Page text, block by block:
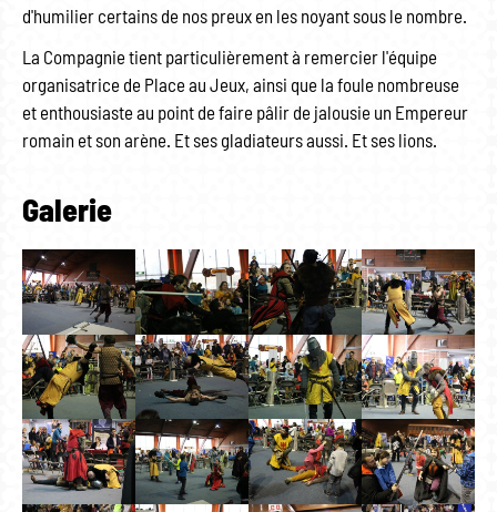
d'humilier certains de nos preux en les noyant sous le nombre.
La Compagnie tient particulièrement à remercier l'équipe
organisatrice de Place au Jeux, ainsi que la foule nombreuse
et enthousiaste au point de faire pâlir de jalousie un Empereur
romain et son arène. Et ses gladiateurs aussi. Et ses lions.
Galerie